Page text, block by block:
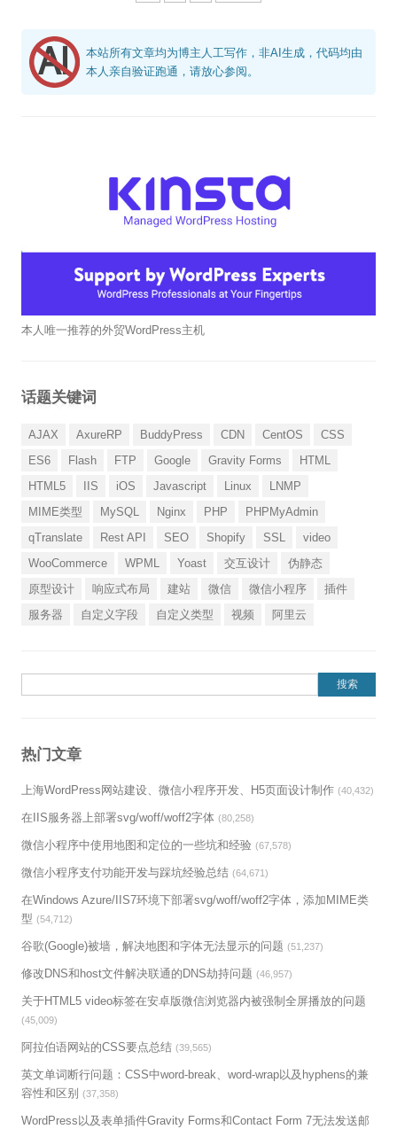
本站所有文章均为博主人工写作，非AI生成，代码均由
本人亲自验证跑通，请放心参阅。
本人唯一推荐的外贸WordPress主机
话题关键词
AJAX AxureRP BuddyPress CDN CentOS
CSS
ES6
Flash FTP Google Gravity Forms
HTML
HTML5
IIS iOS Javascript Linux
LNMP
MIME类型
MySQL Nginx PHP
PHPMyAdmin
qTranslate
Rest API SEO Shopify SSL
video
WooCommerce
WPML Yoast 交互设计
伪静态
原型设计
响应式布局 建站 微信 微信小程序
插件
服务器
自定义字段 自定义类型 视频 阿里云
热门文章
上海WordPress网站建设、微信小程序开发、H5页面设计制作 (40,432)
在IIS服务器上部署svg/woff/woff2字体 (80,258)
微信小程序中使用地图和定位的一些坑和经验 (67,578)
微信小程序支付功能开发与踩坑经验总结 (64,671)
在Windows Azure/IIS7环境下部署svg/woff/woff2字体，添加MIME类
型 (54,712)
谷歌(Google)被墙，解决地图和字体无法显示的问题 (51,237)
修改DNS和host文件解决联通的DNS劫持问题 (46,957)
关于HTML5 video标签在安卓版微信浏览器内被强制全屏播放的问题
(45,009)
阿拉伯语网站的CSS要点总结 (39,565)
英文单词断行问题：CSS中word-break、word-wrap以及hyphens的兼
容性和区别
(37,358)
WordPress以及表单插件Gravity Forms和Contact Form 7无法发送邮